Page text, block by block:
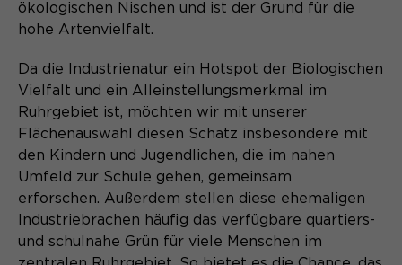
ökologischen Nischen und ist der Grund für die
hohe Artenvielfalt.
Da die Industrienatur ein Hotspot der Biologischen
Vielfalt und ein Alleinstellungsmerkmal im
Ruhrgebiet ist, möchten wir mit unserer
Flächenauswahl diesen Schatz insbesondere mit
den Kindern und Jugendlichen, die im nahen
Umfeld zur Schule gehen, gemeinsam
erforschen. Außerdem stellen diese ehemaligen
Industriebrachen häufig das verfügbare quartiers-
und schulnahe Grün für viele Menschen im
Anbieter TYPO3
Zweck
Dieser Cookie teilt der Webseite mit,
ob ein Besucher im Typo3-Backend
angemeldet ist und die Rechte besitzt
diese zu verwalten.
Name cookie_optin
Name MATOMO_SESSID
Anbieter Matomo
Laufzeit Sitzung
Zweck
Temporäre Session-ID, ohne
personenbezogene Daten.